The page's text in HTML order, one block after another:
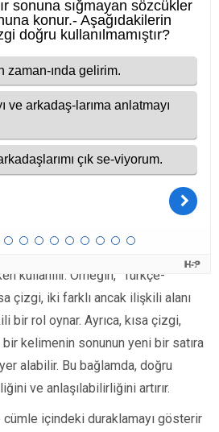
dilbilgisinin önemli bileşenleridir.
kelimeler arasında ayrım yaparken
kullanılır. Örneğin, “Türkçe-
çizgi, iki farklı ancak ilişkili alanı
bir rol oynar. Ayrıca, kısa çizgi,
kelimenin sonunun yeni bir satıra
alabilir. Bu bağlamda, doğru
ve anlaşılabilirliğini artırır.
cümle içindeki duraklamayı gösterir